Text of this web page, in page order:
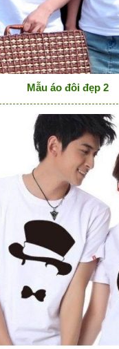
Mẫu áo đôi đẹp 2